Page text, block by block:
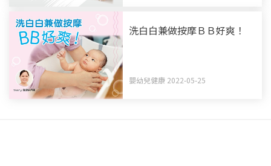
洗白白兼做按摩ＢＢ好爽！
嬰幼兒健康 2022-05-25